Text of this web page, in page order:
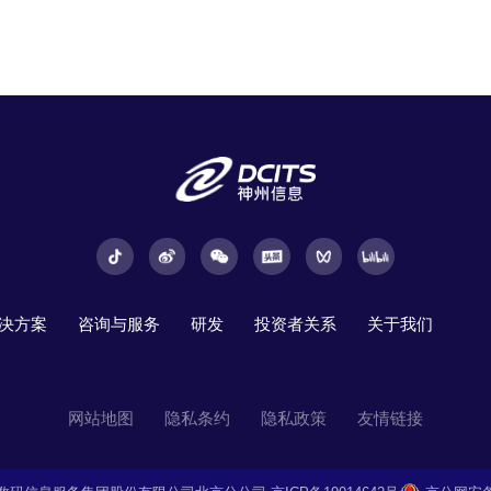
方案 咨询与服务 研发 投资者关系 关于我们
网站地图 隐私条约 隐私政策 友情链接